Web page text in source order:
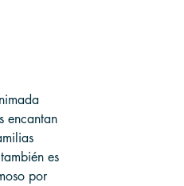
encantan
es
por